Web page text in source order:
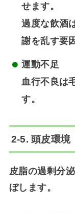
せます。
過度な飲酒
謝を乱す要
運動不足
血行不良は
す。
2-5. 頭皮環境
皮脂の過剰分
ぼします。